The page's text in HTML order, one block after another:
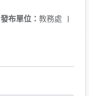
發布單位： 教務處 |